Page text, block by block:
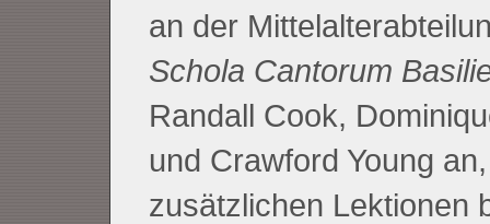
an der
Schola Cantorum
Randall Cook,
und Crawford Young
zusätzlichen Lektionen